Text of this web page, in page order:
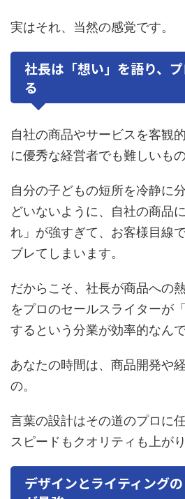
実はそれ、当然の感覚です。
社長は「想い」を語り、
る
自社の商品やサービスを客観
に優秀な経営者でも難しいもの
自分の子どもの短所を冷静に
どいないように、自社の商品
れ」が強すぎて、お客様目線
ブレてしまいます。
だからこそ、社長が商品への
をプロのセールスライターが
するという分業が効率的なんで
あなたの時間は、商品開発や
の。
言葉の設計はその道のプロに
スピードもクオリティも上がり
デザインとライティングの